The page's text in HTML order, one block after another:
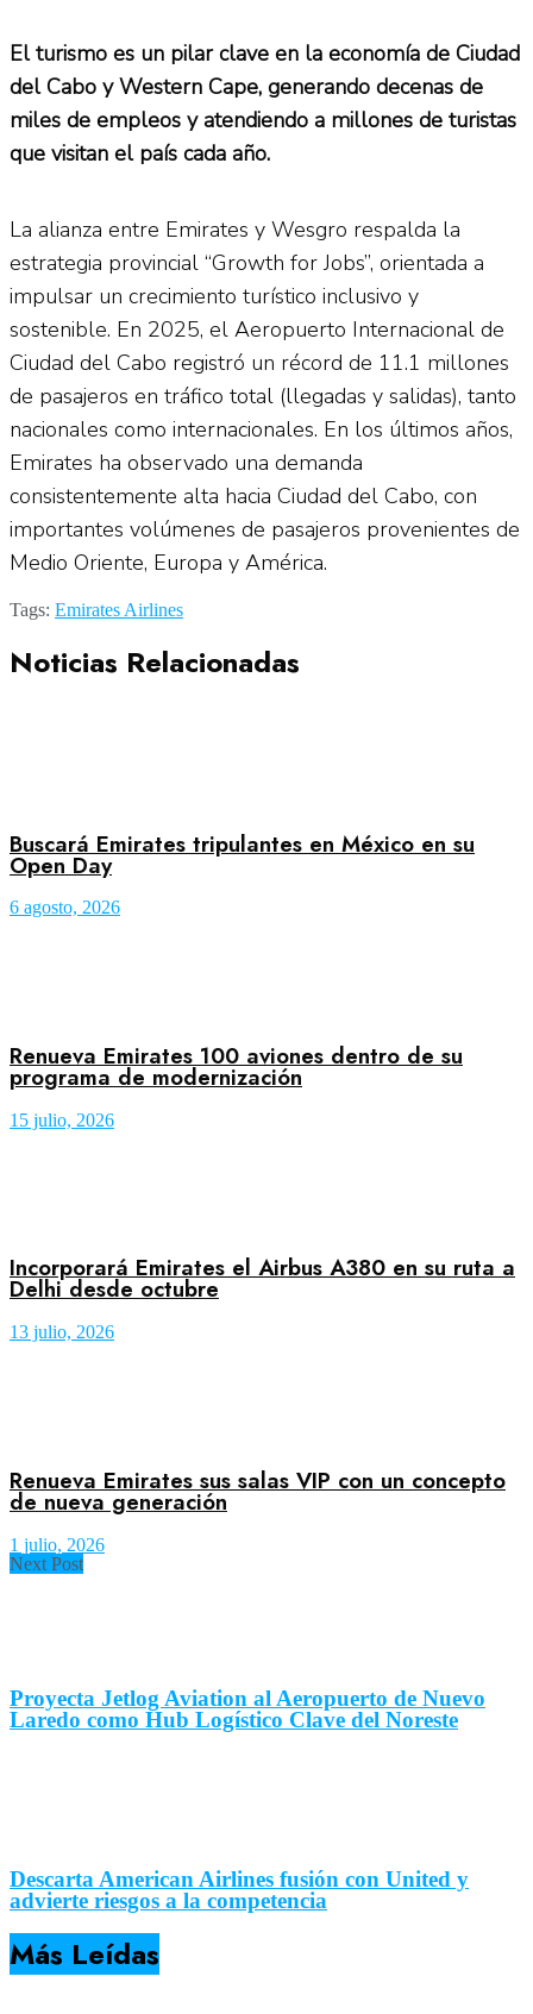
El turismo es un pilar clave en la economía de Ciudad
del Cabo y Western Cape, generando decenas de
miles de empleos y atendiendo a millones de turistas
que visitan el país cada año.
La alianza entre Emirates y Wesgro respalda la
estrategia provincial “Growth for Jobs”, orientada a
impulsar un crecimiento turístico inclusivo y
sostenible. En 2025, el Aeropuerto Internacional de
Ciudad del Cabo registró un récord de 11.1 millones
de pasajeros en tráfico total (llegadas y salidas), tanto
nacionales como internacionales. En los últimos años,
Emirates ha observado una demanda
consistentemente alta hacia Ciudad del Cabo, con
importantes volúmenes de pasajeros provenientes de
Medio Oriente, Europa y América.
Tags: Emirates Airlines
Noticias Relacionadas
Buscará Emirates tripulantes en México en su
Open Day
6 agosto, 2026
Renueva Emirates 100 aviones dentro de su
programa de modernización
15 julio, 2026
Incorporará Emirates el Airbus A380 en su ruta a
Delhi desde octubre
13 julio, 2026
Renueva Emirates sus salas VIP con un concepto
de nueva generación
1 julio, 2026
Next Post
Proyecta Jetlog Aviation al Aeropuerto de Nuevo
Laredo como Hub Logístico Clave del Noreste
Descarta American Airlines fusión con United y
advierte riesgos a la competencia
Más Leídas